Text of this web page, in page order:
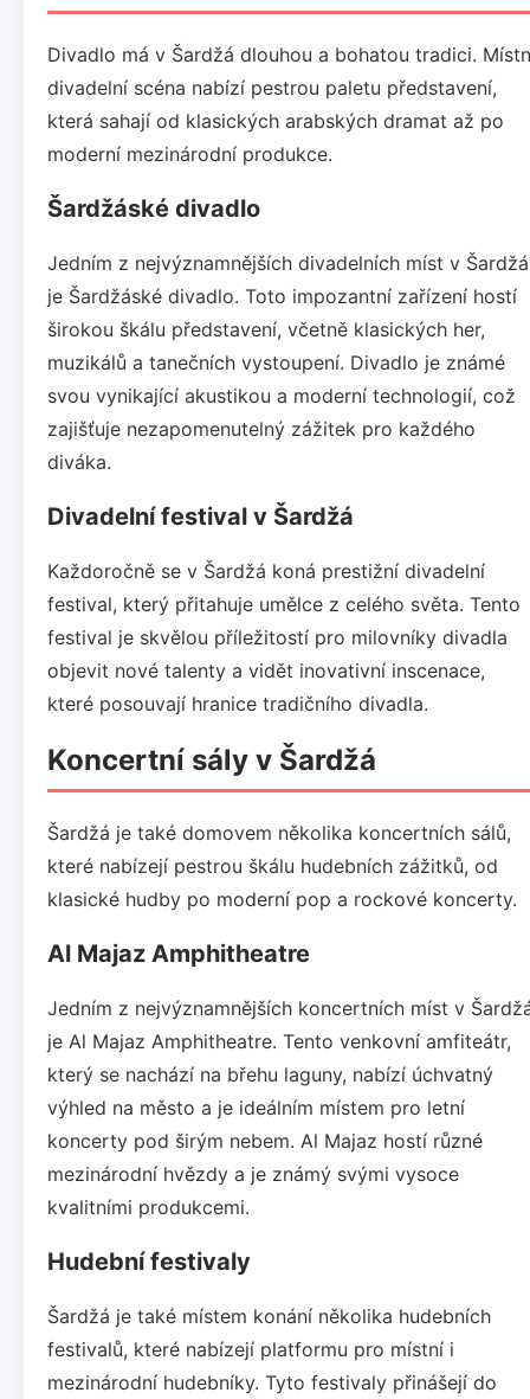
Divadlo má v Šardžá dlouhou a bohatou tradici.
divadelní scéna nabízí pestrou paletu představení,
která sahají od klasických arabských dramat až po
moderní mezinárodní produkce.
Šardžáské divadlo
Jedním z nejvýznamnějších divadelních míst v Šardžá
je Šardžáské divadlo. Toto impozantní zařízení hostí
širokou škálu představení, včetně klasických her,
muzikálů a tanečních vystoupení. Divadlo je známé
svou vynikající akustikou a moderní technologií, což
zajišťuje nezapomenutelný zážitek pro každého
diváka.
Divadelní festival v Šardžá
Každoročně se v Šardžá koná prestižní divadelní
festival, který přitahuje umělce z celého světa. Tento
festival je skvělou příležitostí pro milovníky divadla
objevit nové talenty a vidět inovativní inscenace,
které posouvají hranice tradičního divadla.
Koncertní sály v Šardžá
Šardžá je také domovem několika koncertních sálů,
které nabízejí pestrou škálu hudebních zážitků, od
klasické hudby po moderní pop a rockové koncerty.
Al Majaz Amphitheatre
Jedním z nejvýznamnějších koncertních míst v
je Al Majaz Amphitheatre. Tento venkovní amfiteátr,
který se nachází na břehu laguny, nabízí úchvatný
výhled na město a je ideálním místem pro letní
koncerty pod širým nebem. Al Majaz hostí různé
mezinárodní hvězdy a je známý svými vysoce
kvalitními produkcemi.
Hudební festivaly
Šardžá je také místem konání několika hudebních
festivalů, které nabízejí platformu pro místní i
mezinárodní hudebníky. Tyto festivaly přinášejí do